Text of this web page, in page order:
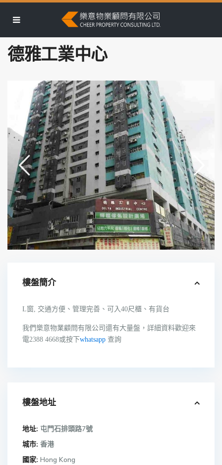
德雅工業中心
樓盤簡介
L窗, 交通方便、管理完善、可入40尺櫃、有貨台
我們樂意物業顧問有限公司還有大量盤，詳細資料歡迎來
電2388 4668或按下whatsapp 查詢
樓盤地址
地址: 屯門石排頭路7號
城市: 香港
國家: Hong Kong